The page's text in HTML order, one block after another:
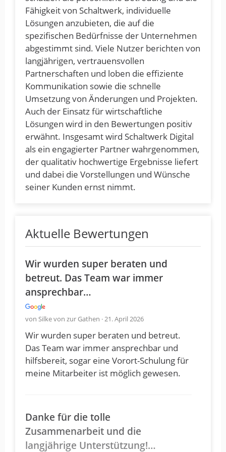
Fähigkeit von Schaltwerk, individuelle
Lösungen anzubieten, die auf die
spezifischen Bedürfnisse der Unternehmen
abgestimmt sind. Viele Nutzer berichten von
langjährigen, vertrauensvollen
Partnerschaften und loben die effiziente
Kommunikation sowie die schnelle
Umsetzung von Änderungen und Projekten.
Auch der Einsatz für wirtschaftliche
Lösungen wird in den Bewertungen positiv
erwähnt. Insgesamt wird Schaltwerk Digital
als ein engagierter Partner wahrgenommen,
der qualitativ hochwertige Ergebnisse liefert
und dabei die Vorstellungen und Wünsche
seiner Kunden ernst nimmt.
Aktuelle Bewertungen
Wir wurden super beraten und
betreut. Das Team war immer
ansprechbar…
von Silke von zur Gathen · 21. April 2026
Wir wurden super beraten und betreut.
Das Team war immer ansprechbar und
hilfsbereit, sogar eine Vorort-Schulung für
meine Mitarbeiter ist möglich gewesen.
Danke für die tolle
Zusammenarbeit und die
langjährige Unterstützung!…